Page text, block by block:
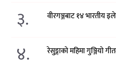
३. वीरगञ्जबाट १४ भारतीय
४. रेसुङ्गाको महिमा गुञ्जियो